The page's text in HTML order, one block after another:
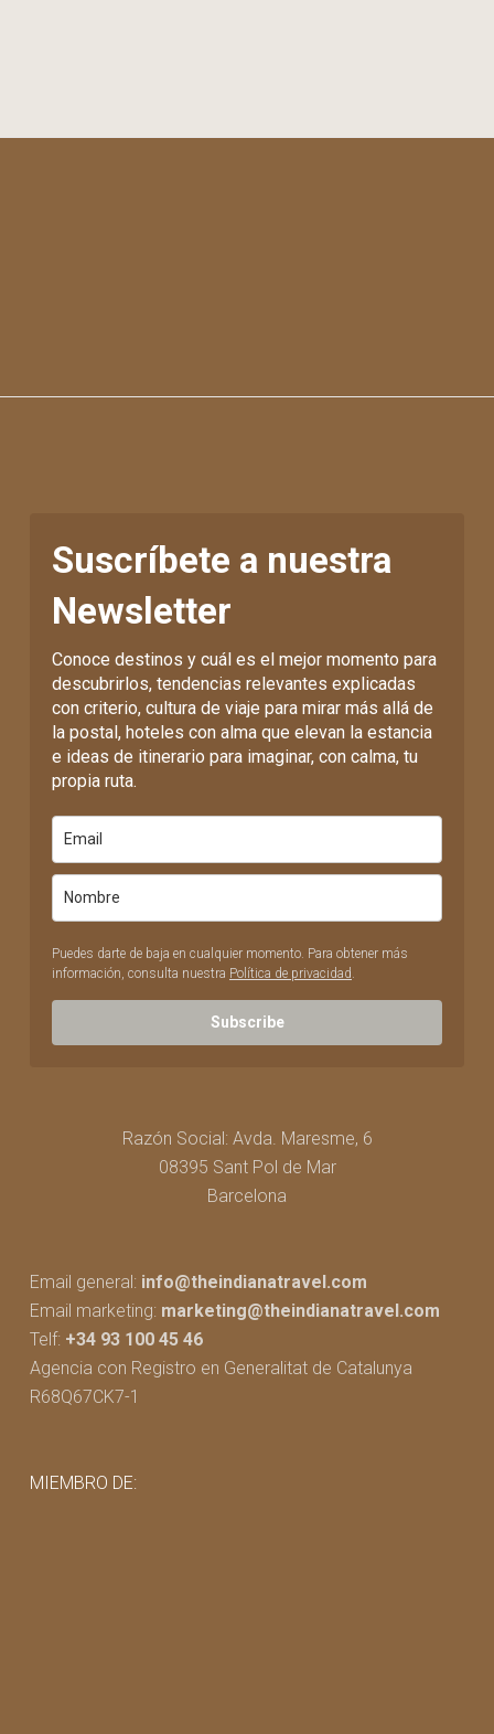
Suscríbete a nuestra
Newsletter
Conoce destinos y cuál es el mejor momento para
descubrirlos, tendencias relevantes explicadas
con criterio, cultura de viaje para mirar más allá de
la postal, hoteles con alma que elevan la estancia
e ideas de itinerario para imaginar, con calma, tu
propia ruta.
Puedes darte de baja en cualquier momento. Para obtener más
información, consulta nuestra Política de privacidad.
Subscribe
Razón Social: Avda. Maresme, 6
08395 Sant Pol de Mar
Barcelona
Email general: info@theindianatravel.com
Email marketing: marketing@theindianatravel.com
Telf: +34 93 100 45 46
Agencia con Registro en Generalitat de Catalunya
R68Q67CK7-1
MIEMBRO DE: